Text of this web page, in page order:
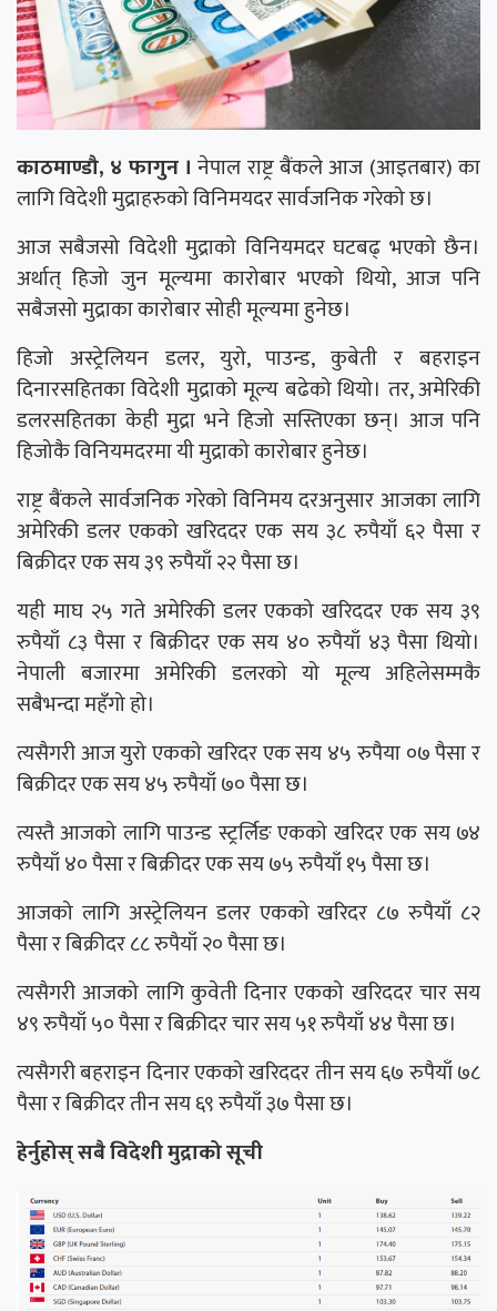
काठमाण्डौ, ४ फागुन । नेपाल राष्ट्र बैंकले आज (आइतबार) का
लागि विदेशी मुद्राहरुको विनिमयदर सार्वजनिक गरेको छ।
आज सबैजसो विदेशी मुद्राको विनियमदर घटबढ् भएको छैन।
अर्थात् हिजो जुन मूल्यमा कारोबार भएको थियो, आज पनि
सबैजसो मुद्राका कारोबार सोही मूल्यमा हुनेछ।
हिजो अस्ट्रेलियन डलर, युरो, पाउन्ड, कुबेती र बहराइन
दिनारसहितका विदेशी मुद्राको मूल्य बढेको थियो। तर, अमेरिकी
डलरसहितका केही मुद्रा भने हिजो सस्तिएका छन्। आज पनि
हिजोकै विनियमदरमा यी मुद्राको कारोबार हुनेछ।
राष्ट्र बैंकले सार्वजनिक गरेको विनिमय दरअनुसार आजका लागि
अमेरिकी डलर एकको खरिददर एक सय ३८ रुपैयाँ ६२ पैसा र
बिक्रीदर एक सय ३९ रुपैयाँ २२ पैसा छ।
यही माघ २५ गते अमेरिकी डलर एकको खरिददर एक सय ३९
रुपैयाँ ८३ पैसा र बिक्रीदर एक सय ४० रुपैयाँ ४३ पैसा थियो।
नेपाली बजारमा अमेरिकी डलरको यो मूल्य अहिलेसम्मकै
सबैभन्दा महँगो हो।
त्यसैगरी आज युरो एकको खरिदर एक सय ४५ रुपैया ०७ पैसा र
बिक्रीदर एक सय ४५ रुपैयाँ ७० पैसा छ।
त्यस्तै आजको लागि पाउन्ड स्ट्रर्लिङ एकको खरिदर एक सय ७४
रुपैयाँ ४० पैसा र बिक्रीदर एक सय ७५ रुपैयाँ १५ पैसा छ।
आजको लागि अस्ट्रेलियन डलर एकको खरिदर ८७ रुपैयाँ ८२
पैसा र बिक्रीदर ८८ रुपैयाँ २० पैसा छ।
त्यसैगरी आजको लागि कुवेती दिनार एकको खरिददर चार सय
४९ रुपैयाँ ५० पैसा र बिक्रीदर चार सय ५१ रुपैयाँ ४४ पैसा छ।
त्यसैगरी बहराइन दिनार एकको खरिददर तीन सय ६७ रुपैयाँ ७८
पैसा र बिक्रीदर तीन सय ६९ रुपैयाँ ३७ पैसा छ।
हेर्नुहोस् सबै विदेशी मुद्राको सूची